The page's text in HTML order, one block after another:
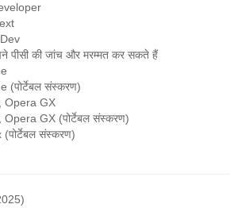
पीसी की जांच और मरम्मत कर सकते हैं
(पोर्टेबल संस्करण)
Opera GX
GX (पोर्टेबल संस्करण)
संस्करण)